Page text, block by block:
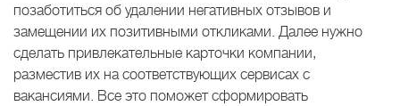
позаботиться об удалении негативных отзывов и
замещении их позитивными откликами. Далее нужно
сделать привлекательные карточки компании,
разместив их на соответствующих сервисах с
вакансиями. Все это поможет сформировать